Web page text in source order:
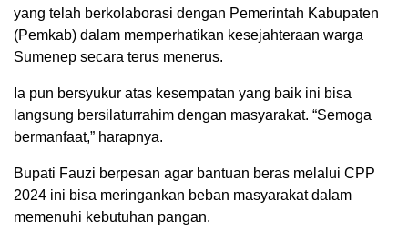
yang telah berkolaborasi dengan Pemerintah Kabupaten
(Pemkab) dalam memperhatikan kesejahteraan warga
Sumenep secara terus menerus.
Ia pun bersyukur atas kesempatan yang baik ini bisa
langsung bersilaturrahim dengan masyarakat. “Semoga
bermanfaat,” harapnya.
Bupati Fauzi berpesan agar bantuan beras melalui CPP
2024 ini bisa meringankan beban masyarakat dalam
memenuhi kebutuhan pangan.